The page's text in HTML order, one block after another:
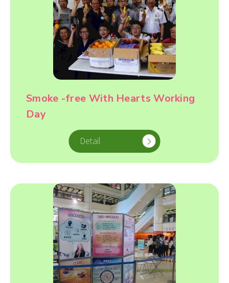
Smoke -free With Hearts Working
Day
Detail